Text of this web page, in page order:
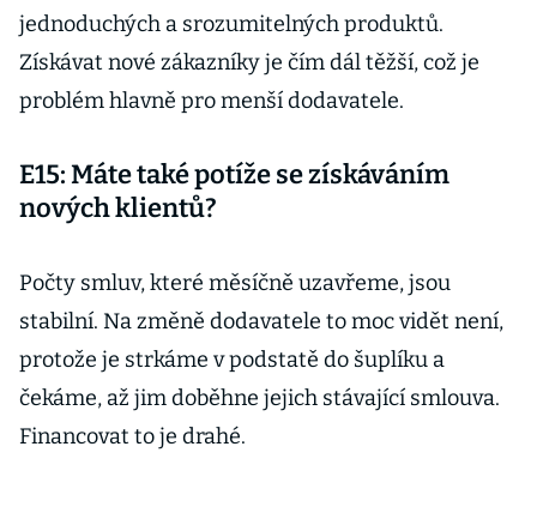
jednoduchých a srozumitelných produktů.
Získávat nové zákazníky je čím dál těžší, což je
problém hlavně pro menší dodavatele.
E15: Máte také potíže se získáváním
nových klientů?
Počty smluv, které měsíčně uzavřeme, jsou
stabilní. Na změně dodavatele to moc vidět není,
protože je strkáme v podstatě do šuplíku a
čekáme, až jim doběhne jejich stávající smlouva.
Financovat to je drahé.